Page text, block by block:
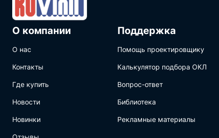
О компании
О нас
Контакты
Где купить
Новости
Новинки
Поддержка
Помощь проектировщику
Калькулятор подбора ОКЛ
Вопрос-ответ
Библиотека
Рекламные материалы